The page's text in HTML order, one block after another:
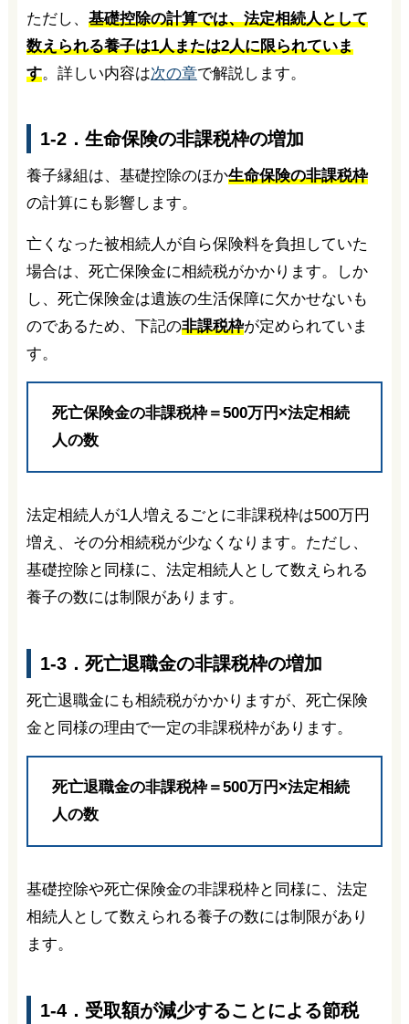
ただし、 基礎控除の計算では、法定相続人として
数えられる養子は1人または2人に限られていま
す。詳しい内容は次の章で解説します。
1-2．生命保険の非課税枠の増加
養子縁組は、基礎控除のほか生命保険の非課税枠
の計算にも影響します。
亡くなった被相続人が自ら保険料を負担していた
場合は、死亡保険金に相続税がかかります。しか
し、死亡保険金は遺族の生活保障に欠かせないも
のであるため、下記の非課税枠が定められていま
す。
死亡保険金の非課税枠＝500万円×法定相続
人の数
法定相続人が1人増えるごとに非課税枠は500万円
増え、その分相続税が少なくなります。ただし、
基礎控除と同様に、法定相続人として数えられる
養子の数には制限があります。
1-3．死亡退職金の非課税枠の増加
死亡退職金にも相続税がかかりますが、死亡保険
金と同様の理由で一定の非課税枠があります。
死亡退職金の非課税枠＝500万円×法定相続
人の数
基礎控除や死亡保険金の非課税枠と同様に、法定
相続人として数えられる養子の数には制限があり
ます。
1-4．受取額が減少することによる節税